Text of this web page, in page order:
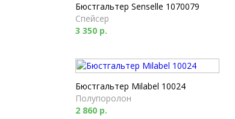
Бюстгальтер Senselle 1070079
Спейсер
3 350 р.
Бюстгальтер Milabel 10024
Полупоролон
2 860 р.